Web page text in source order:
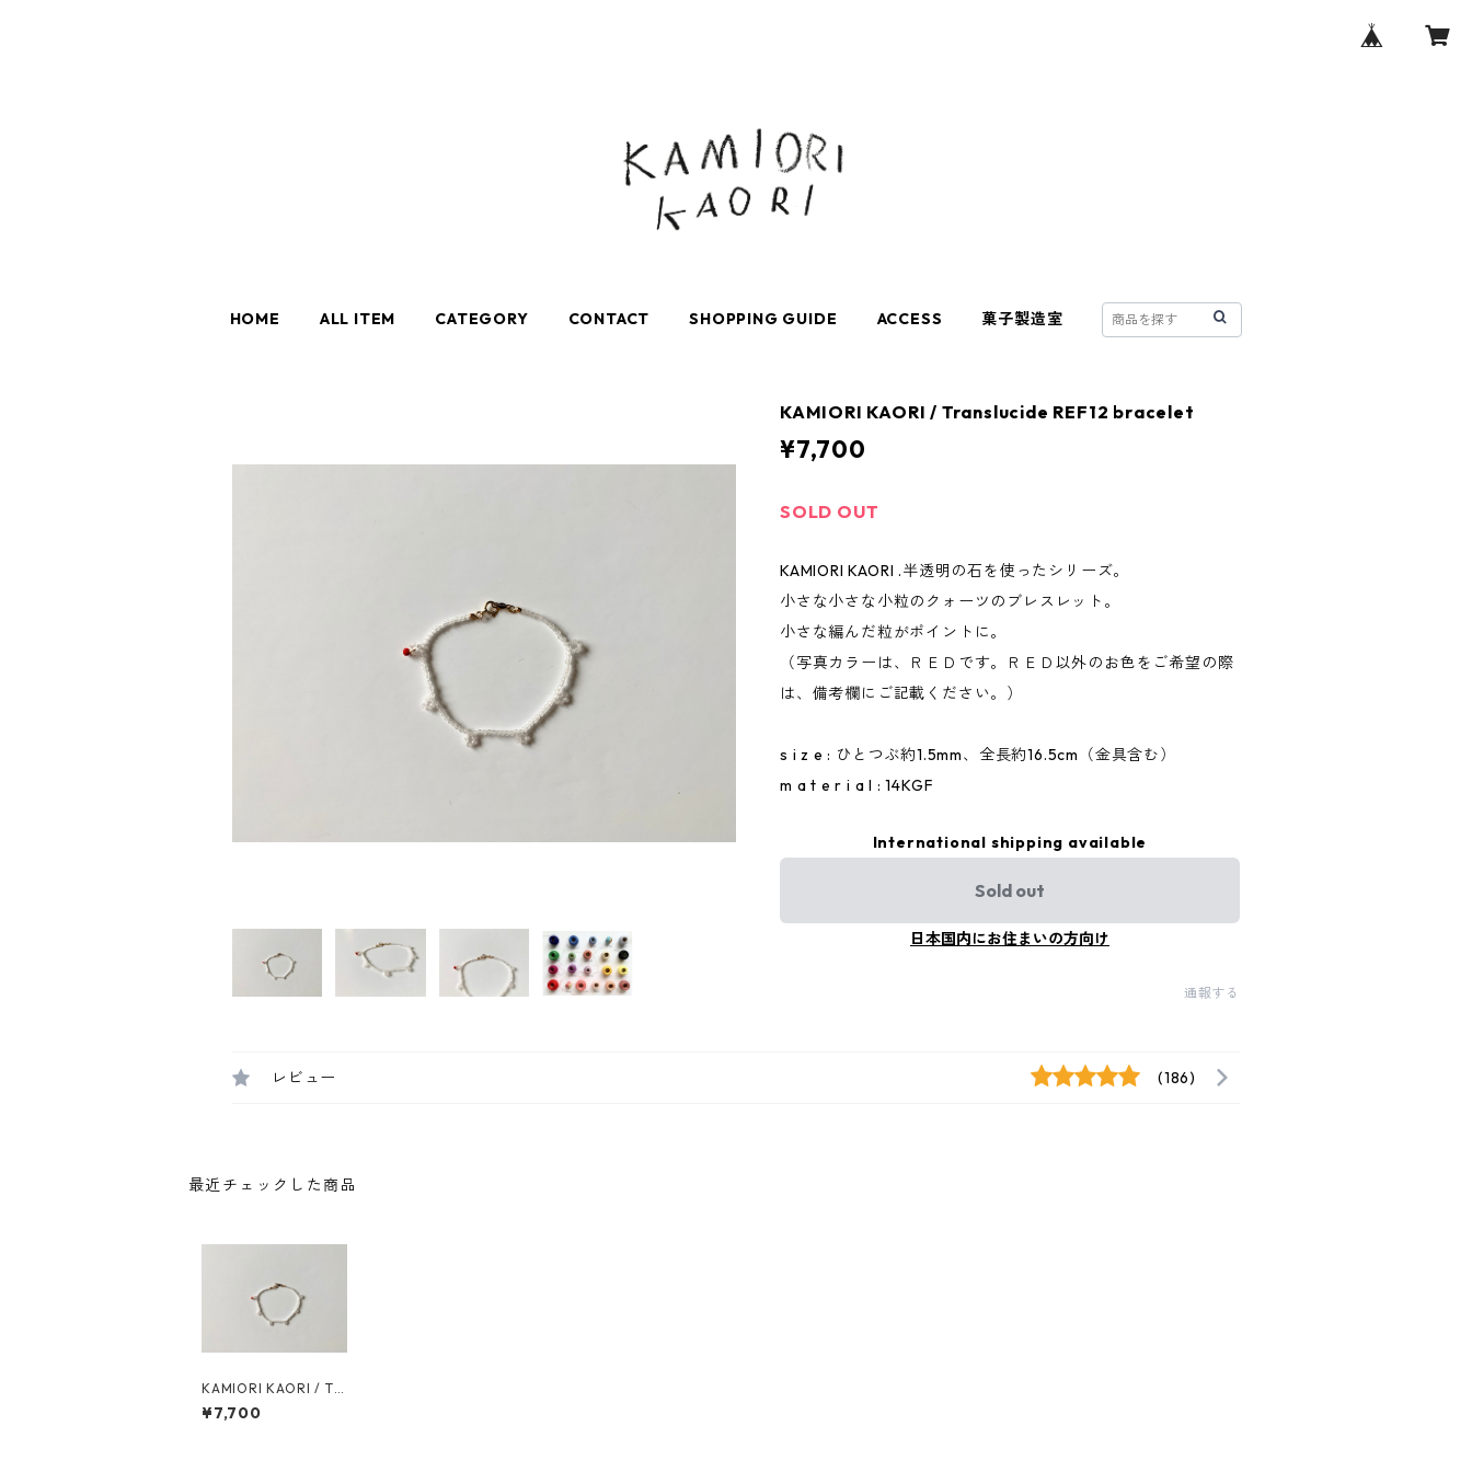
HOME ALL ITEM CATEGORY CONTACT SHOPPING GUIDE ACCESS 菓子製造室
KAMIORI KAORI / Translucide REF12 bracelet
¥7,700
SOLD OUT
KAMIORI KAORI .半透明の石を使ったシリーズ。
小さな小さな小粒のクォーツのブレスレット。
小さな編んだ粒がポイントに。
（写真カラーは、ＲＥＤです。ＲＥＤ以外のお色をご希望の際
は、備考欄にご記載ください。）
s i z e : ひとつぶ約1.5mm、全長約16.5cm（金具含む）
m a t e r i a l : 14KGF
International shipping available
Sold out
日本国内にお住まいの方向け
通報する
レビュー (186)
最近チェックした商品
KAMIORI KAORI / Tr
anslucide REF12 bra
celet
¥7,700